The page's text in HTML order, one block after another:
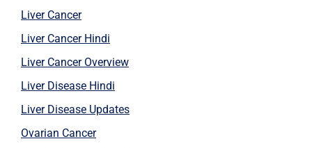
Liver Cancer
Liver Cancer Hindi
Liver Cancer Overview
Liver Disease Hindi
Liver Disease Updates
Ovarian Cancer